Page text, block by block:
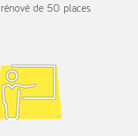
de 50 places